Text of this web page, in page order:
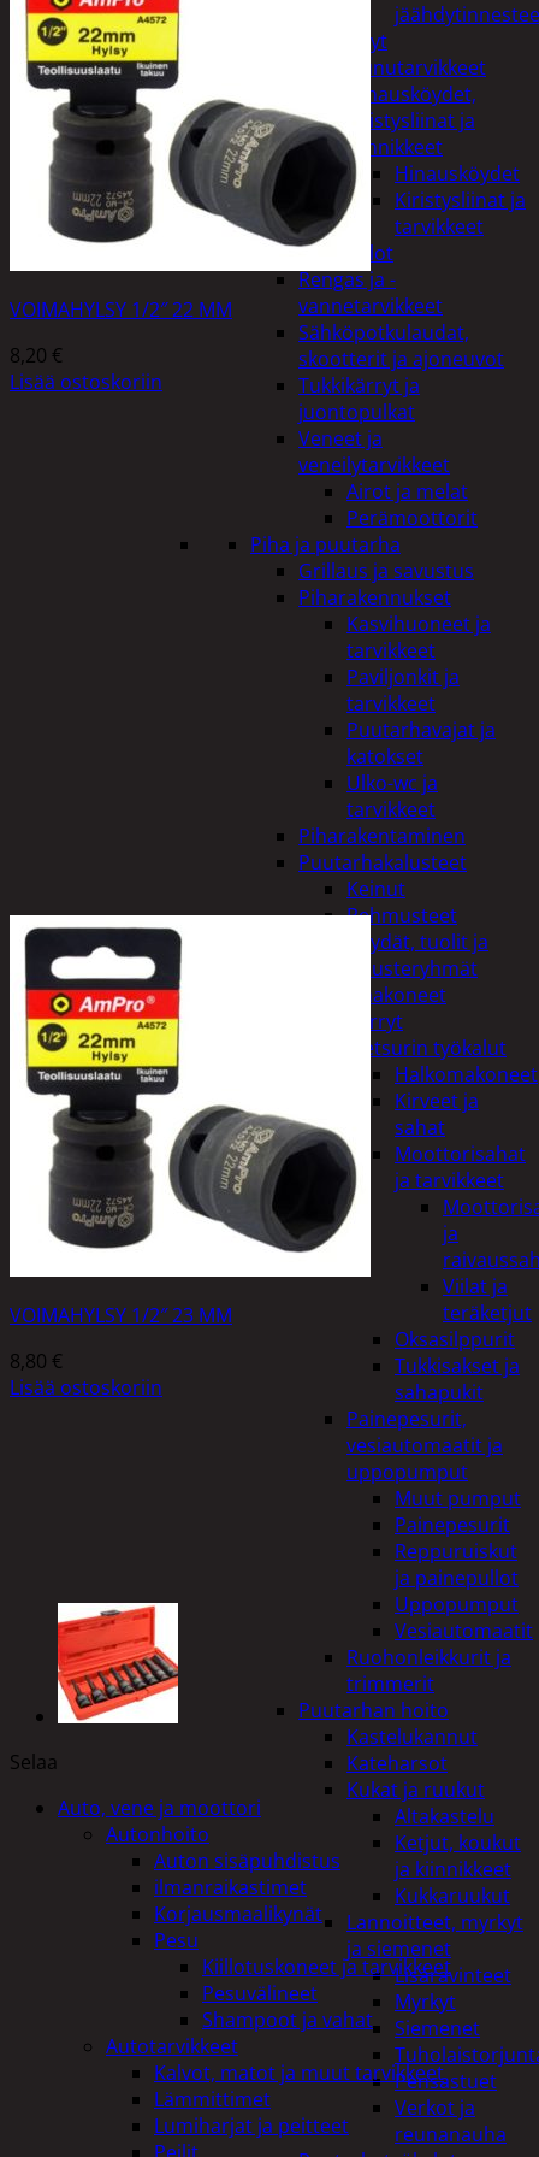
Öljyt
Perävaunutarvikkeet
Hinausköydet,
kiristysliinat ja
kiinnikkeet
Hinausköydet
Kiristysliinat ja
tarvikkeet
Valot
Rengas ja -
vannetarvikkeet
Sähköpotkulaudat,
skootterit ja ajoneuvot
Tukkikärryt ja
juontopulkat
Veneet ja
veneilytarvikkeet
Airot ja melat
Perämoottorit
Piha ja puutarha
Grillaus ja savustus
Piharakennukset
Kasvihuoneet ja
tarvikkeet
Paviljonkit ja
tarvikkeet
Puutarhavajat ja
katokset
Ulko-wc ja
tarvikkeet
Piharakentaminen
Puutarhakalusteet
Keinut
Pehmusteet
Pöydät, tuolit ja
kalusteryhmät
Puutarhakoneet
Kärryt
Metsurin työkalut
Halkomakoneet
Kirveet ja
sahat
Moottorisahat
ja tarvikkeet
ja
Viilat ja
teräketjut
Oksasilppurit
Tukkisakset ja
sahapukit
Painepesurit,
vesiautomaatit ja
uppopumput
Muut pumput
Painepesurit
Reppuruiskut
ja painepullot
Uppopumput
Vesiautomaatit
Ruohonleikkurit ja
trimmerit
Puutarhan hoito
Kastelukannut
Kateharsot
Kukat ja ruukut
Altakastelu
Ketjut, koukut
ja kiinnikkeet
Kukkaruukut
Lannoitteet, myrkyt
ja siemenet
Lisäravinteet
Myrkyt
Siemenet
Pensastuet
Verkot ja
reunanauha
VOIMAHYLSY 1/2″ 22 MM
8,20 €
Lisää ostoskoriin
VOIMAHYLSY 1/2″ 23 MM
8,80 €
Lisää ostoskoriin
Selaa
Auto, vene ja moottori
Autonhoito
Auton sisäpuhdistus
ilmanraikastimet
Korjausmaalikynät
Pesu
Kiillotuskoneet ja tarvikkeet
Pesuvälineet
Shampoot ja vahat
Autotarvikkeet
Kalvot, matot ja muut tarvikkeet
Lämmittimet
Lumiharjat ja peitteet